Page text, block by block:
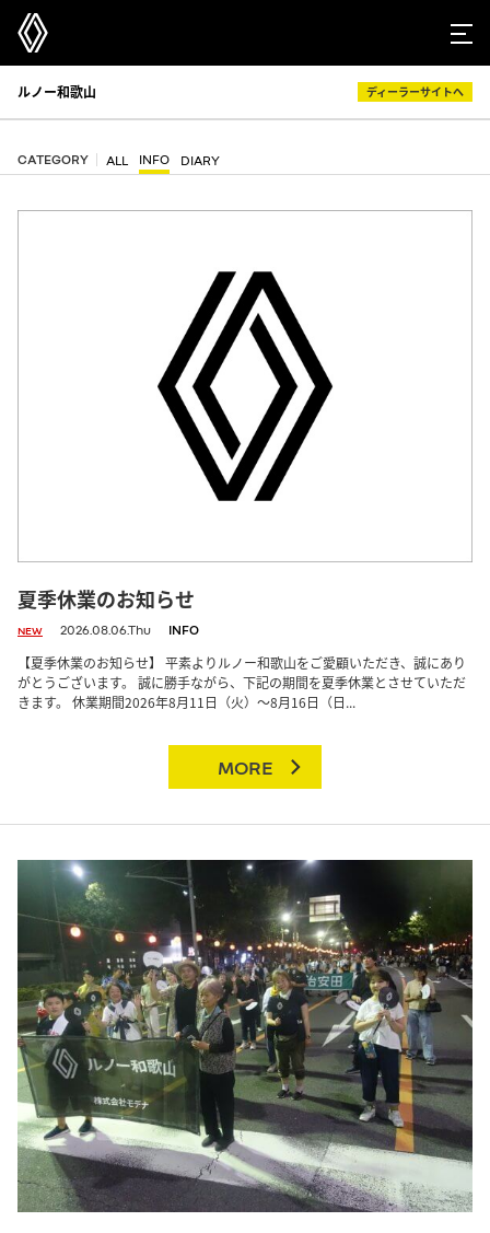
ルノー和歌山 ディーラーサイトへ
CATEGORY ALL INFO DIARY
夏季休業のお知らせ
NEW 2026.08.06.Thu INFO
【夏季休業のお知らせ】 平素よりルノー和歌山をご愛顧いただき、誠にあり
がとうございます。 誠に勝手ながら、下記の期間を夏季休業とさせていただ
きます。 休業期間2026年8月11日（火）～8月16日（日...
MORE